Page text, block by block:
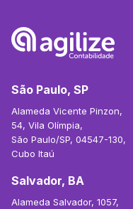
São Paulo, SP
Alameda Vicente Pinzon,
54, Vila Olímpia,
São Paulo/SP, 04547-130,
Cubo Itaú
Salvador, BA
Alameda Salvador, 1057,